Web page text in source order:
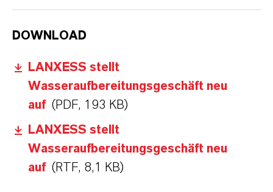
DOWNLOAD
LANXESS stellt
Wasseraufbereitungsgeschäft neu
auf (PDF, 193 KB)
LANXESS stellt
Wasseraufbereitungsgeschäft neu
auf (RTF, 8,1 KB)